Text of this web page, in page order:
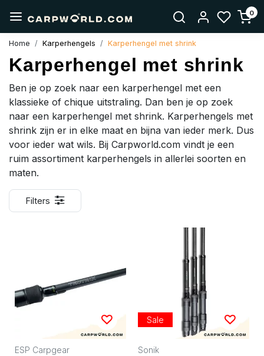
0
Home Karperhengels Karperhengel met shrink
Karperhengel met shrink
Ben je op zoek naar een karperhengel met een
klassieke of chique uitstraling. Dan ben je op zoek
naar een karperhengel met shrink. Karperhengels met
shrink zijn er in elke maat en bijna van ieder merk. Dus
voor ieder wat wils. Bij Carpworld.com vindt je een
ruim assortiment karperhengels in allerlei soorten en
maten.
Filters
ESP Carpgear
Sale
Sonik